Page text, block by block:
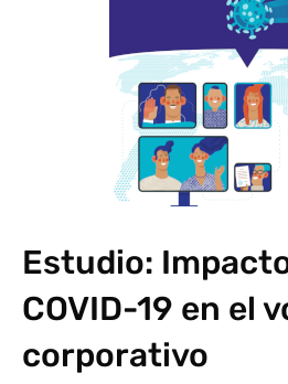
Estudio:
COVID-19 en el
corporativo